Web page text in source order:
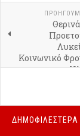
Κοινωνικό
ΔΗΜΟΦΙΛΕΣΤΕΡΑ